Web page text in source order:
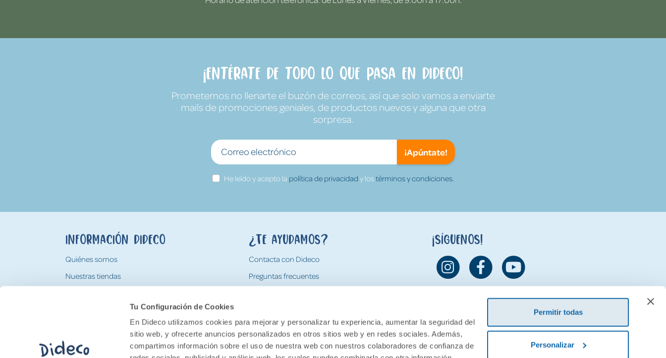
Tu Configuración de Cookies
En Dideco utilizamos cookies para mejorar y personalizar tu experiencia, aumentar la seguridad del
sitio web, y ofrecerte anuncios personalizados en otros sitios web y en redes sociales. Además,
compartimos información sobre el uso de nuestra web con nuestros colaboradores de confianza de
Permitir todas
Personalizar
¡Entérate de todo lo que pasa en Dideco!
Prometemos no llenarte el buzón de correos, así que solo vamos a enviarte
mails de promociones geniales, de productos nuevos y alguna que otra
sorpresa.
¡Apúntate!
He leído y acepto la política de privacidad y lostérminos y condiciones.
Información Dideco
Quiénes somos
Nuestras tiendas
Tarjeta Regalo Dideco
¿Te ayudamos?
Contacta con Dideco
Preguntas frecuentes
Devoluciones
¡Síguenos!